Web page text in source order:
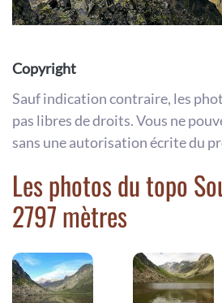
Copyright
Sauf indication contraire, les
pas libres de droits. Vous ne
sans une autorisation écrite du
Les photos du topo
2797 mètres